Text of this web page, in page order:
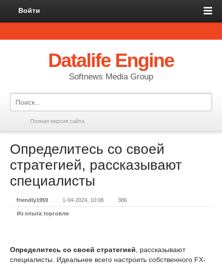
Войти
Datalife Engine
Softnews Media Group
Полная версия сайта
Определитесь со своей
стратегией, рассказывают
специалисты
friendly1959 1-04-2024, 10:08 386
Из опыта торговли
Определитесь со своей стратегией , рассказывают
специалисты. Идеальнее всего настроить собственного FX-